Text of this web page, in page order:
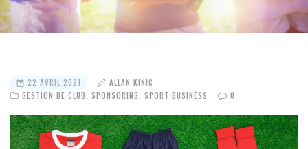
22 AVRIL 2021
ALLAN KINIC
GESTION DE CLUB
SPONSORING SPORT BUSINESS 0